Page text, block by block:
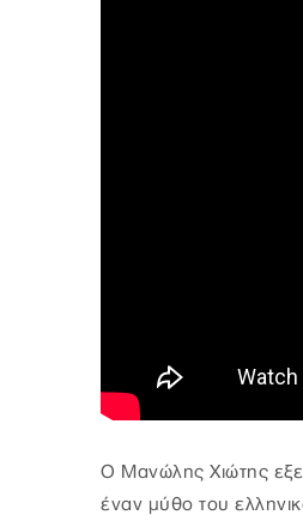
Ο Μανώλης Χιώτης
έναν μύθο του